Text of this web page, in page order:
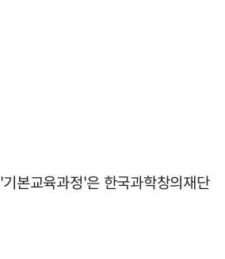
본교육과정'은 한국과학창의재단